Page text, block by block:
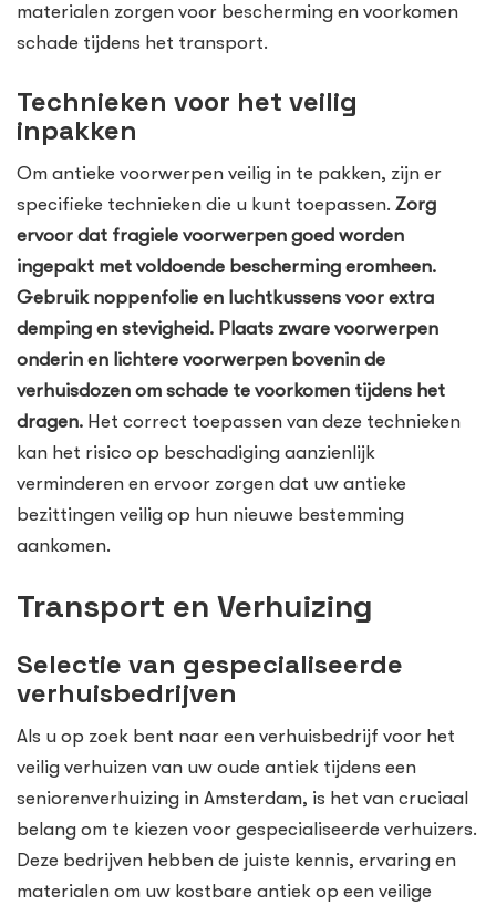
materialen zorgen voor bescherming en voorkomen
schade tijdens het transport.
Technieken voor het veilig
inpakken
Om antieke voorwerpen veilig in te pakken, zijn er
specifieke technieken die u kunt toepassen. Zorg
ervoor dat fragiele voorwerpen goed worden
ingepakt met voldoende bescherming eromheen.
Gebruik noppenfolie en luchtkussens voor extra
demping en stevigheid. Plaats zware voorwerpen
onderin en lichtere voorwerpen bovenin de
verhuisdozen om schade te voorkomen tijdens het
dragen. Het correct toepassen van deze technieken
kan het risico op beschadiging aanzienlijk
verminderen en ervoor zorgen dat uw antieke
bezittingen veilig op hun nieuwe bestemming
aankomen.
Transport en Verhuizing
Selectie van gespecialiseerde
verhuisbedrijven
Als u op zoek bent naar een verhuisbedrijf voor het
veilig verhuizen van uw oude antiek tijdens een
seniorenverhuizing in Amsterdam, is het van cruciaal
belang om te kiezen voor gespecialiseerde verhuizers.
Deze bedrijven hebben de juiste kennis, ervaring en
materialen om uw kostbare antiek op een veilige